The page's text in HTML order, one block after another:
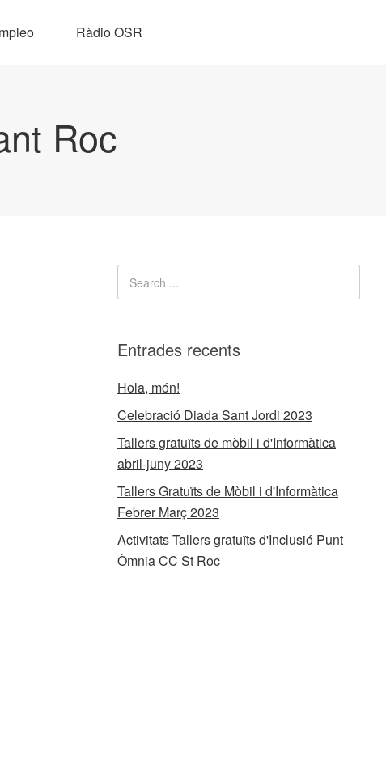
Ràdio OSR
Roc
Entrades recents
Hola, món!
Celebració Diada Sant Jordi 2023
Tallers gratuïts de mòbil i d'Informàtica
abril-juny 2023
Tallers Gratuïts de Mòbil i d'Informàtica
Febrer Març 2023
Activitats Tallers gratuïts d'Inclusió Punt
Òmnia CC St Roc